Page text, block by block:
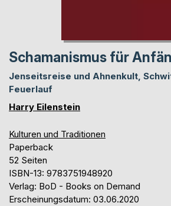
Schamanismus für
Jenseitsreise und Ahnenkult,
Feuerlauf
Harry Eilenstein
Kulturen und Traditionen
Paperback
52 Seiten
ISBN-13: 9783751948920
Verlag: BoD - Books on Demand
Erscheinungsdatum: 03.06.2020